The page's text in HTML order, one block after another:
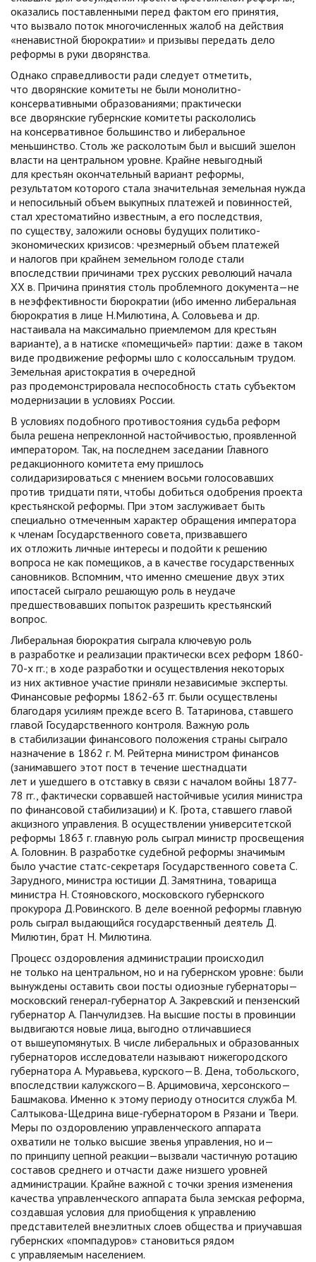
оказались поставленными перед фактом его принятия,
что вызвало поток многочисленных жалоб на действия
«ненавистной бюрократии» и призывы передать дело
реформы в руки дворянства.
Однако справедливости ради следует отметить,
что дворянские комитеты не были монолитно-
консервативными образованиями; практически
все дворянские губернские комитеты раскололись
на консервативное большинство и либеральное
меньшинство. Столь же расколотым был и высший эшелон
власти на центральном уровне. Крайне невыгодный
для крестьян окончательный вариант реформы,
результатом которого стала значительная земельная нужда
и непосильный объем выкупных платежей и повинностей,
стал хрестоматийно известным, а его последствия,
по существу, заложили основы будущих политико-
экономических кризисов: чрезмерный объем платежей
и налогов при крайнем земельном голоде стали
впоследствии причинами трех русских революций начала
ХХ в. Причина принятия столь проблемного документа—не
в неэффективности бюрократии (ибо именно либеральная
бюрократия в лице Н.Милютина, А. Соловьева и др.
настаивала на максимально приемлемом для крестьян
варианте), а в натиске «помещичьей» партии: даже в таком
виде продвижение реформы шло с колоссальным трудом.
Земельная аристократия в очередной
раз продемонстрировала неспособность стать субъектом
модернизации в условиях России.
В условиях подобного противостояния судьба реформ
была решена непреклонной настойчивостью, проявленной
императором. Так, на последнем заседании Главного
редакционного комитета ему пришлось
солидаризироваться с мнением восьми голосовавших
против тридцати пяти, чтобы добиться одобрения проекта
крестьянской реформы. При этом заслуживает быть
специально отмеченным характер обращения императора
к членам Государственного совета, призвавшего
их отложить личные интересы и подойти к решению
вопроса не как помещиков, а в качестве государственных
сановников. Вспомним, что именно смешение двух этих
ипостасей сыграло решающую роль в неудаче
предшествовавших попыток разрешить крестьянский
вопрос.
Либеральная бюрократия сыграла ключевую роль
в разработке и реализации практически всех реформ 1860-
70-х гг.; в ходе разработки и осуществления некоторых
из них активное участие приняли независимые эксперты.
Финансовые реформы 1862-63 гг. были осуществлены
благодаря усилиям прежде всего В. Татаринова, ставшего
главой Государственного контроля. Важную роль
в стабилизации финансового положения страны сыграло
назначение в 1862 г. М. Рейтерна министром финансов
(занимавшего этот пост в течение шестнадцати
лет и ушедшего в отставку в связи с началом войны 1877-
78 гг., фактически сорвавшей настойчивые усилия министра
по финансовой стабилизации) и К. Грота, ставшего главой
акцизного управления. В осуществлении университетской
реформы 1863 г. главную роль сыграл министр просвещения
А. Головнин. В разработке судебной реформы значимым
было участие статс-секретаря Государственного совета С.
Зарудного, министра юстиции Д. Замятнина, товарища
министра Н. Стояновского, московского губернского
прокурора Д.Ровинского. В деле военной реформы главную
роль сыграл выдающийся государственный деятель Д.
Милютин, брат Н. Милютина.
Процесс оздоровления администрации происходил
не только на центральном, но и на губернском уровне: были
вынуждены оставить свои посты одиозные губернаторы—
московский генерал-губернатор А. Закревский и пензенский
губернатор А. Панчулидзев. На высшие посты в провинции
выдвигаются новые лица, выгодно отличавшиеся
от вышеупомянутых. В числе либеральных и образованных
губернаторов исследователи называют нижегородского
губернатора А. Муравьева, курского—В. Дена, тобольского,
впоследствии калужского—В. Арцимовича, херсонского—
Башмакова. Именно к этому периоду относится служба М.
Салтыкова-Щедрина вице-губернатором в Рязани и Твери.
Меры по оздоровлению управленческого аппарата
охватили не только высшие звенья управления, но и—
по принципу цепной реакции—вызвали частичную ротацию
составов среднего и отчасти даже низшего уровней
администрации. Крайне важной с точки зрения изменения
качества управленческого аппарата была земская реформа,
создавшая условия для приобщения к управлению
представителей внеэлитных слоев общества и приучавшая
губернских «помпадуров» становиться рядом
с управляемым населением.